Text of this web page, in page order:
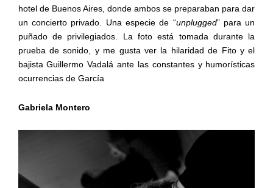
hotel de Buenos Aires, donde ambos se preparaban para dar
un concierto privado. Una especie de “unplugged” para un
puñado de privilegiados. La foto está tomada durante la
prueba de sonido, y me gusta ver la hilaridad de Fito y el
bajista Guillermo Vadalá ante las constantes y humorísticas
ocurrencias de García
Gabriela Montero